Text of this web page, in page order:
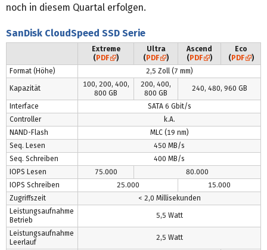
noch in diesem Quartal erfolgen.
SanDisk CloudSpeed SSD Serie
Extreme
(PDF )
Ultra
(PDF )
Ascend
(PDF )
Eco
(PDF
)
Format (Höhe)
2,5 Zoll (7 mm)
Kapazität
100, 200, 400,
800 GB
200, 400,
800 GB
240, 480, 960 GB
Interface
SATA 6 Gbit/s
Controller
k.A.
NAND-Flash
MLC (19 nm)
Seq. Lesen
450 MB/s
Seq. Schreiben
400 MB/s
IOPS Lesen
75.000
80.000
IOPS Schreiben
25.000
15.000
Zugriffszeit
< 2,0 Millisekunden
Leistungsaufnahme
Betrieb
5,5 Watt
Leistungsaufnahme
Leerlauf
2,5 Watt